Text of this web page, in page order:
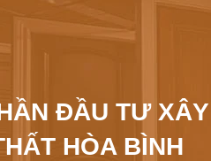
ĐẦU TƯ XÂY
HÒA BÌNH